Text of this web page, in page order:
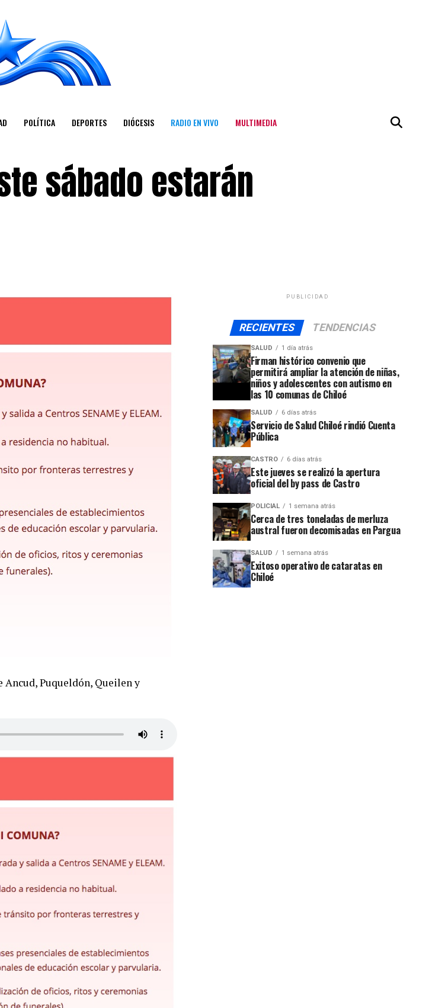
POLÍTICA DEPORTES DIÓCESIS RADIO EN VIVO MULTIMEDIA
sábado estarán
Ancud, Puqueldón, Queilen y
PUBLICIDAD
RECIENTES TENDENCIAS
SALUD 1 día atrás
Firman histórico convenio que
permitirá ampliar la atención de niñas,
niños y adolescentes con autismo en
las 10 comunas de Chiloé
SALUD 6 días atrás
Servicio de Salud Chiloé rindió Cuenta
Pública
CASTRO 6 días atrás
Este jueves se realizó la apertura
oficial del by pass de Castro
POLICIAL 1 semana atrás
Cerca de tres toneladas de merluza
austral fueron decomisadas en Pargua
SALUD 1 semana atrás
Exitoso operativo de cataratas en
Chiloé